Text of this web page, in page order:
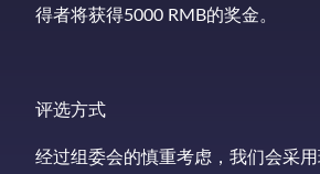
得者将获得5000 RMB的奖金。
评选方式
经过组委会的慎重考虑，我们会采